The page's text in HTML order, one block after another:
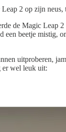
2 op zijn
de Magic Leap
beetje mistig,
uitproberen,
wel leuk uit: